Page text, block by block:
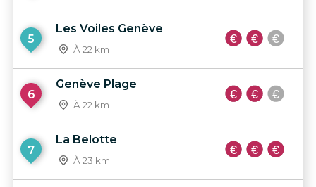
5
Les Voiles Genève
À 22 km
6
Genève Plage
À 22 km
7
La Belotte
À 23 km